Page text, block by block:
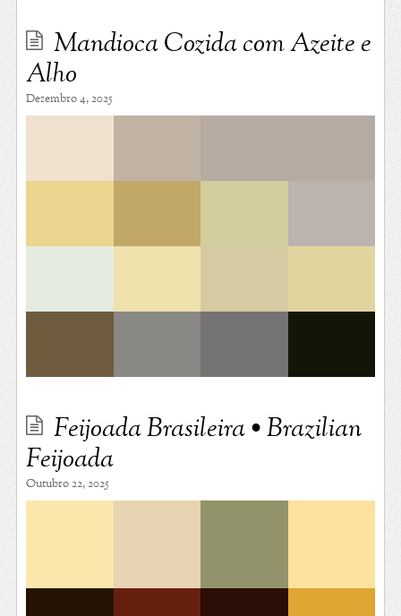
Mandioca Cozida com Azeite e
Alho
Dezembro 4, 2025
Feijoada Brasileira • Brazilian
Feijoada
Outubro 22, 2025